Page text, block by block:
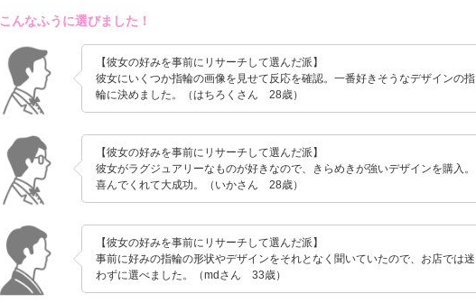
こんなふうに選びました！
【彼女の好みを事前にリサーチして選んだ派】
彼女にいくつか指輪の画像を見せて反応を確認。一番好きそうなデザインの指
輪に決めました。（はちろくさん 28歳）
【彼女の好みを事前にリサーチして選んだ派】
彼女がラグジュアリーなものが好きなので、きらめきが強いデザインを購入。
喜んでくれて大成功。（いかさん 28歳）
【彼女の好みを事前にリサーチして選んだ派】
事前に好みの指輪の形状やデザインをそれとなく聞いていたので、お店では迷
わずに選べました。（mdさん 33歳）